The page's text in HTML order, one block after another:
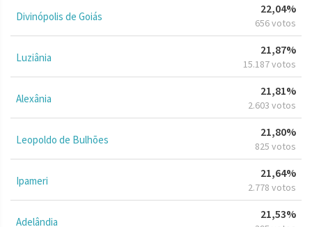
Divinópolis de Goiás
22,04%
656 votos
Luziânia
21,87%
15.187 votos
Alexânia
21,81%
2.603 votos
Leopoldo de Bulhões
21,80%
825 votos
Ipameri
21,64%
2.778 votos
Adelândia
21,53%